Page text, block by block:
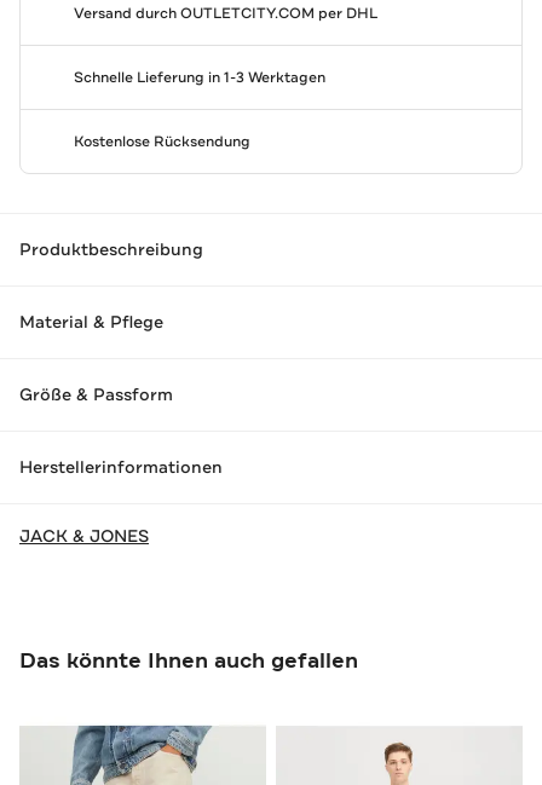
Versand durchOUTLETCITY.COM per DHL
Schnelle Lieferung in 1-3 Werktagen
Kostenlose Rücksendung
Produktbeschreibung
Material & Pflege
Größe & Passform
Herstellerinformationen
JACK & JONES
Das könnte Ihnen auch gefallen